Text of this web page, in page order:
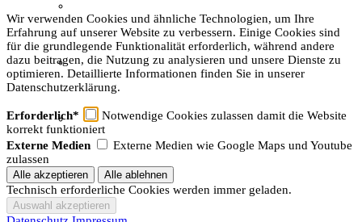
Besichtigung & Führungen
Aktionen & Veranstaltungen
Außerschulischer Lernort
Wir verwenden Cookies und ähnliche Technologien, um Ihre
Erfahrung auf unserer Website zu verbessern. Einige Cookies sind
für die grundlegende Funktionalität erforderlich, während andere
dazu beitragen, die Nutzung zu analysieren und unsere Dienste zu
optimieren. Detaillierte Informationen finden Sie in unserer
Datenschutzerklärung.
Erforderlich*
Notwendige Cookies zulassen damit die Website
korrekt funktioniert
Externe Medien
Externe Medien wie Google Maps und Youtube
zulassen
Technisch erforderliche Cookies werden immer geladen.